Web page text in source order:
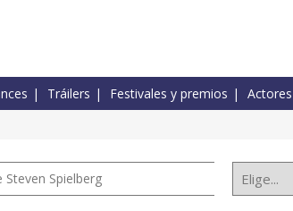
Tráilers Festivales y premios
Spielberg